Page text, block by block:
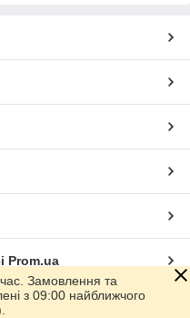
Prom.ua
Замовлення та
з 09:00 найближчого